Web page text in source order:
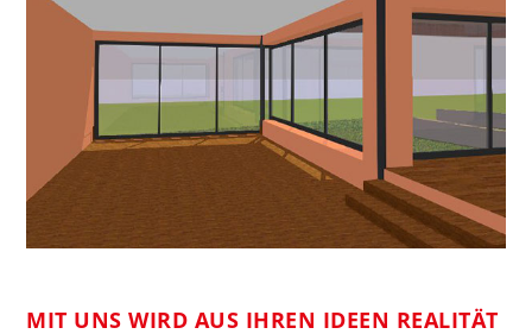
MIT UNS WIRD AUS IHREN IDEEN REALITÄT